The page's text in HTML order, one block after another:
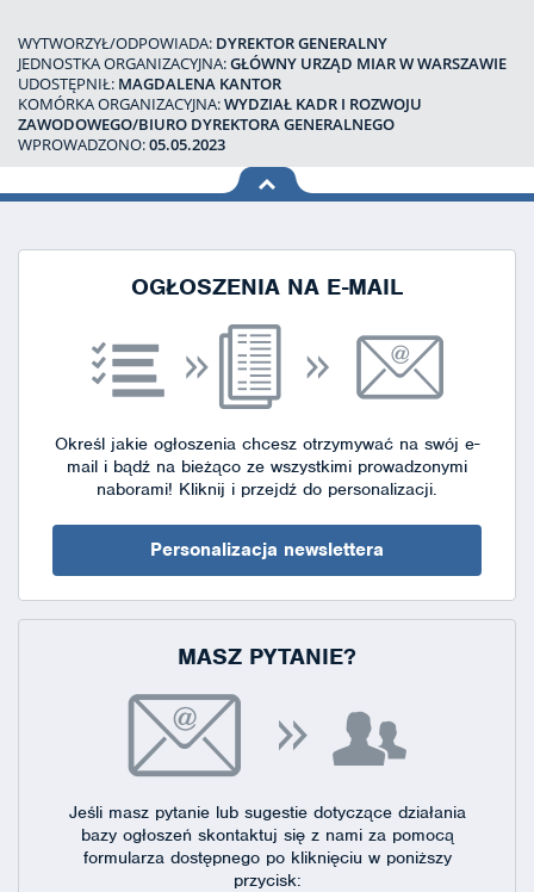
WYTWORZYŁ/ODPOWIADA: DYREKTOR GENERALNY
JEDNOSTKA ORGANIZACYJNA:GŁÓWNY URZĄD MIAR W WARSZAWIE
UDOSTĘPNIŁ: MAGDALENA KANTOR
KOMÓRKA ORGANIZACYJNA:WYDZIAŁ KADR I ROZWOJU
ZAWODOWEGO/BIURO DYREKTORA GENERALNEGO
WPROWADZONO:05.05.2023
na górę
OGŁOSZENIA NA E-MAIL
Określ jakie ogłoszenia chcesz otrzymywać na swój e-
mail i bądź na bieżąco ze wszystkimi prowadzonymi
naborami! Kliknij i przejdź do personalizacji.
Personalizacja newslettera
MASZ PYTANIE?
Jeśli masz pytanie lub sugestie dotyczące działania
bazy ogłoszeń skontaktuj się z nami za pomocą
formularza dostępnegopo kliknięciu w poniższy
przycisk: